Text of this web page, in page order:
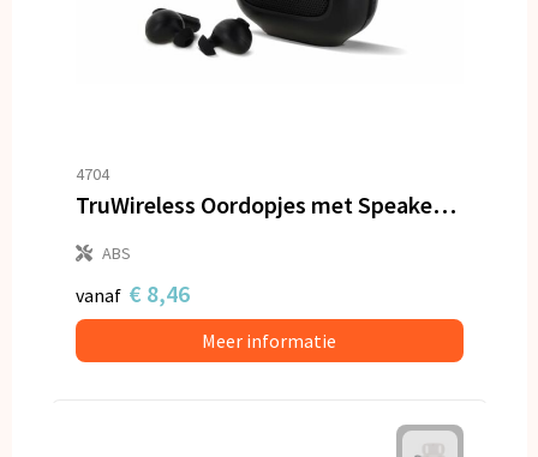
4704
TruWireless Oordopjes met Speaker 3W
ABS
vanaf € 8,46
Meer informatie